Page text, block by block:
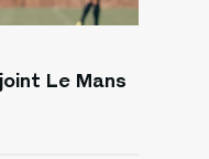
Le Mans